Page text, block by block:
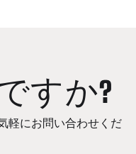
すか?
軽にお問い合わせくだ